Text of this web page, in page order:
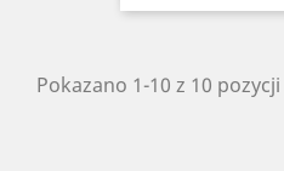
Pokazano 1-10 z 10 pozycji